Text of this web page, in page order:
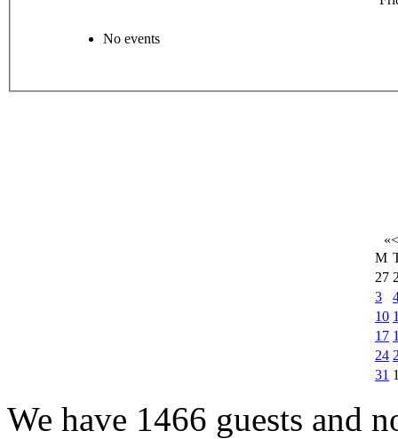
No events
«<
M
27
3
10
17
24
31
We have 1466 guests and